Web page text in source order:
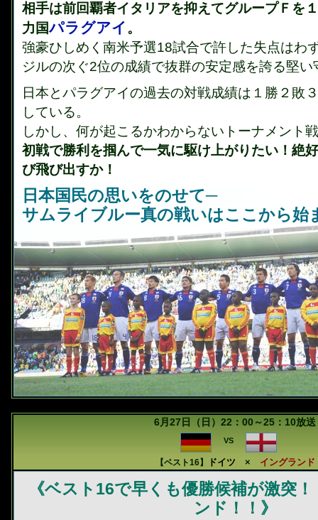
相手は前回覇者イタリアを抑えてグループＦを
力国パラグアイ 。
強豪ひしめく南米予選18試合で許した失点はわ
ジルの次ぐ2位の成績で抜群の安定感を誇る堅
日本とパラグアイの過去の対戦成績は１勝２敗
している。
しかし、何が起こるかわからないトーナメント
初戦で勝利を掴んで一気に駆け上がりたい！絶
び飛び出すか！
日本国民の思いをのせて─
サムライブルー真の戦いはここから始
6月27日（日）22：00～25：10放送
VS
【ベスト16】 ドイツ × イングランド
《ベスト16で早くも優勝候補が激突
ンド！！》